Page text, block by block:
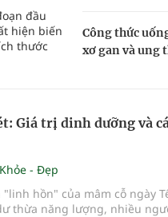
đầu
hiện biến
thước
Công thức
xơ gan và ung
Giá trị dinh dưỡng và
Khỏe - Đẹp
hồn" của mâm cỗ ngày
thừa năng lượng, nhiều